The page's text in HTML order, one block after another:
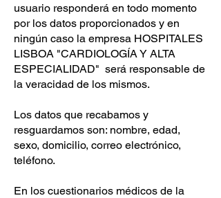
usuario responderá en todo momento
por los datos proporcionados y en
ningún caso la empresa HOSPITALES
LISBOA "CARDIOLOGÍA Y ALTA
ESPECIALIDAD" será responsable de
la veracidad de los mismos.
Los datos que recabamos y
resguardamos son: nombre, edad,
sexo, domicilio, correo electrónico,
teléfono.
En los cuestionarios médicos de la